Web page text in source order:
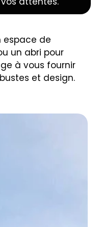
espace de
un abri pour
à vous fournir
et design.